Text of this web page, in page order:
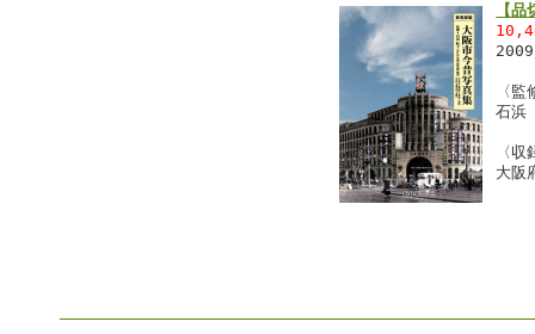
【
〈監
石浜
〈
大阪